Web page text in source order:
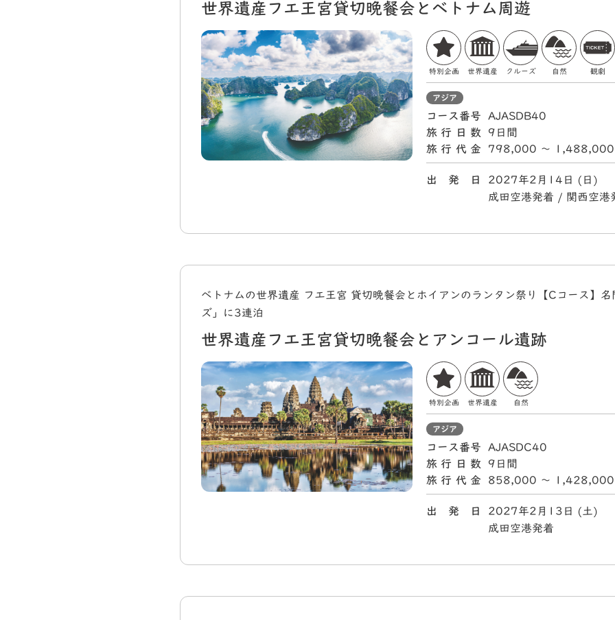
世界遺産フエ王宮貸切晩餐会とベトナム周遊
特別企画 世界遺産 クルーズ 自然 観劇
アジア
コース番号
AJASDB40
旅行日数
9日間
旅行代金
798,000 〜 1,488,000
出 発 日
2027年2月14日 (日)
成田空港発着 / 関西空港
ベトナムの世界遺産 フエ王宮 貸切晩餐会とホイアンのランタン祭り【Cコース】
ズ」に3連泊
世界遺産フエ王宮貸切晩餐会とアンコール遺跡
特別企画 世界遺産 自然
アジア
コース番号
AJASDC40
旅行日数
9日間
旅行代金
858,000 〜 1,428,000
出 発 日
2027年2月13日 (土)
成田空港発着